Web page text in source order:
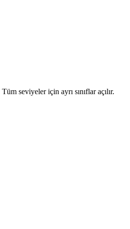
seviyeler için ayrı sınıflar açılır.